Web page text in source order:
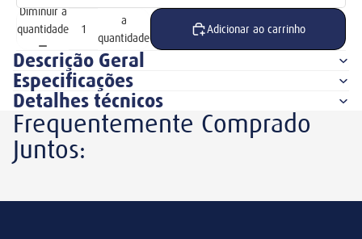
Diminuir a
quantidade
a
quantidade
Adicionar ao carrinho
Descrição Geral
Especificações
Detalhes técnicos
Frequentemente Comprado
Juntos: